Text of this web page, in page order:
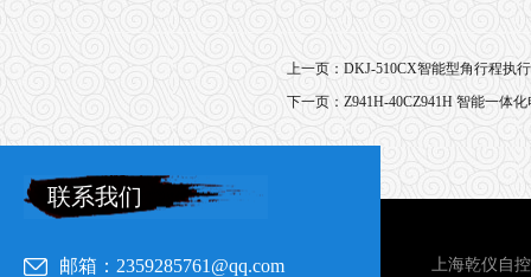
上一页： DKJ-510CX智能型角行程执
下一页： Z941H-40CZ941H 智能一体
联系我们
邮箱：2359285761@qq.com
上海乾仪自